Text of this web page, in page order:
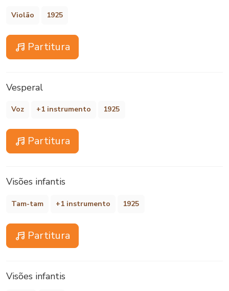
Violão 1925
Partitura
Vesperal
Voz +1 instrumento 1925
Partitura
Visões infantis
Tam-tam +1 instrumento 1925
Partitura
Visões infantis